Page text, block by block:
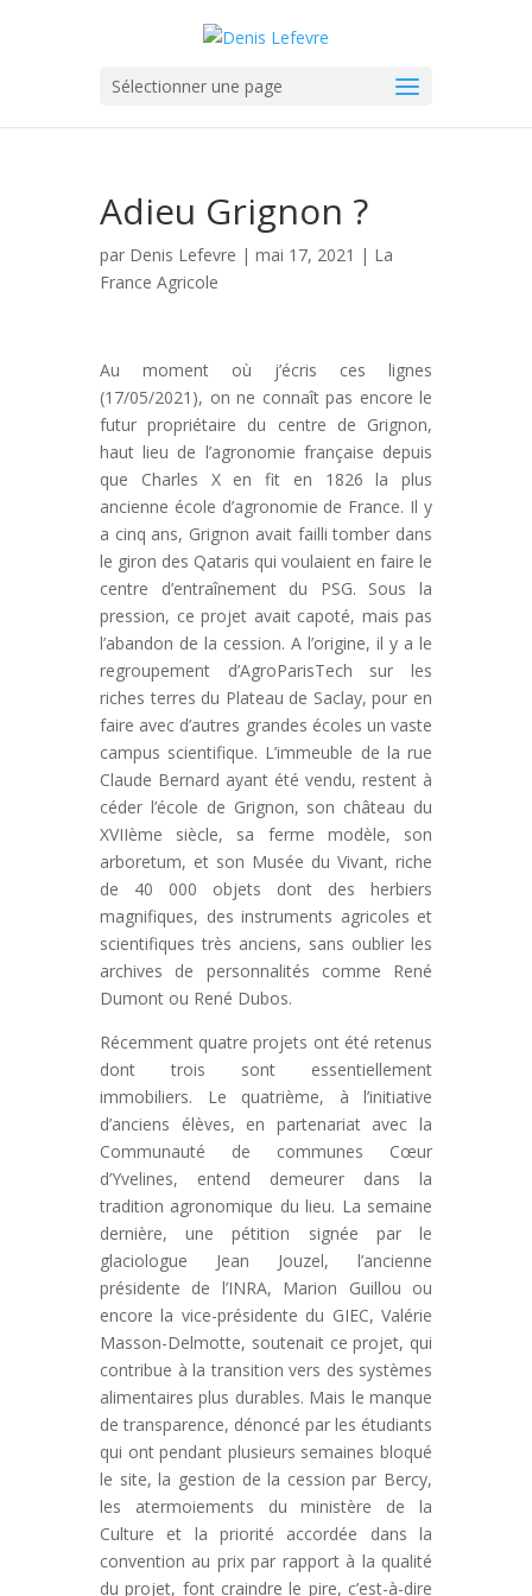
Sélectionner une page
Adieu Grignon ?
par Denis Lefevre | mai 17, 2021 | La
France Agricole
Au moment où j’écris ces lignes
(17/05/2021), on ne connaît pas encore le
futur propriétaire du centre de Grignon,
haut lieu de l’agronomie française depuis
que Charles X en fit en 1826 la plus
ancienne école d’agronomie de France. Il y
a cinq ans, Grignon avait failli tomber dans
le giron des Qataris qui voulaient en faire le
centre d’entraînement du PSG. Sous la
pression, ce projet avait capoté, mais pas
l’abandon de la cession. A l’origine, il y a le
regroupement d’AgroParisTech sur les
riches terres du Plateau de Saclay, pour en
faire avec d’autres grandes écoles un vaste
campus scientifique. L’immeuble de la rue
Claude Bernard ayant été vendu, restent à
céder l’école de Grignon, son château du
XVIIème siècle, sa ferme modèle, son
arboretum, et son Musée du Vivant, riche
de 40 000 objets dont des herbiers
magnifiques, des instruments agricoles et
scientifiques très anciens, sans oublier les
archives de personnalités comme René
Dumont ou René Dubos.
Récemment quatre projets ont été retenus
dont trois sont essentiellement
immobiliers. Le quatrième, à l’initiative
d’anciens élèves, en partenariat avec la
Communauté de communes Cœur
d’Yvelines, entend demeurer dans la
tradition agronomique du lieu. La semaine
dernière, une pétition signée par le
glaciologue Jean Jouzel, l’ancienne
présidente de l’INRA, Marion Guillou ou
encore la vice-présidente du GIEC, Valérie
Masson-Delmotte, soutenait ce projet, qui
contribue à la transition vers des systèmes
alimentaires plus durables. Mais le manque
de transparence, dénoncé par les étudiants
qui ont pendant plusieurs semaines bloqué
le site, la gestion de la cession par Bercy,
les atermoiements du ministère de la
Culture et la priorité accordée dans la
convention au prix par rapport à la qualité
du projet, font craindre le pire, c’est-à-dire